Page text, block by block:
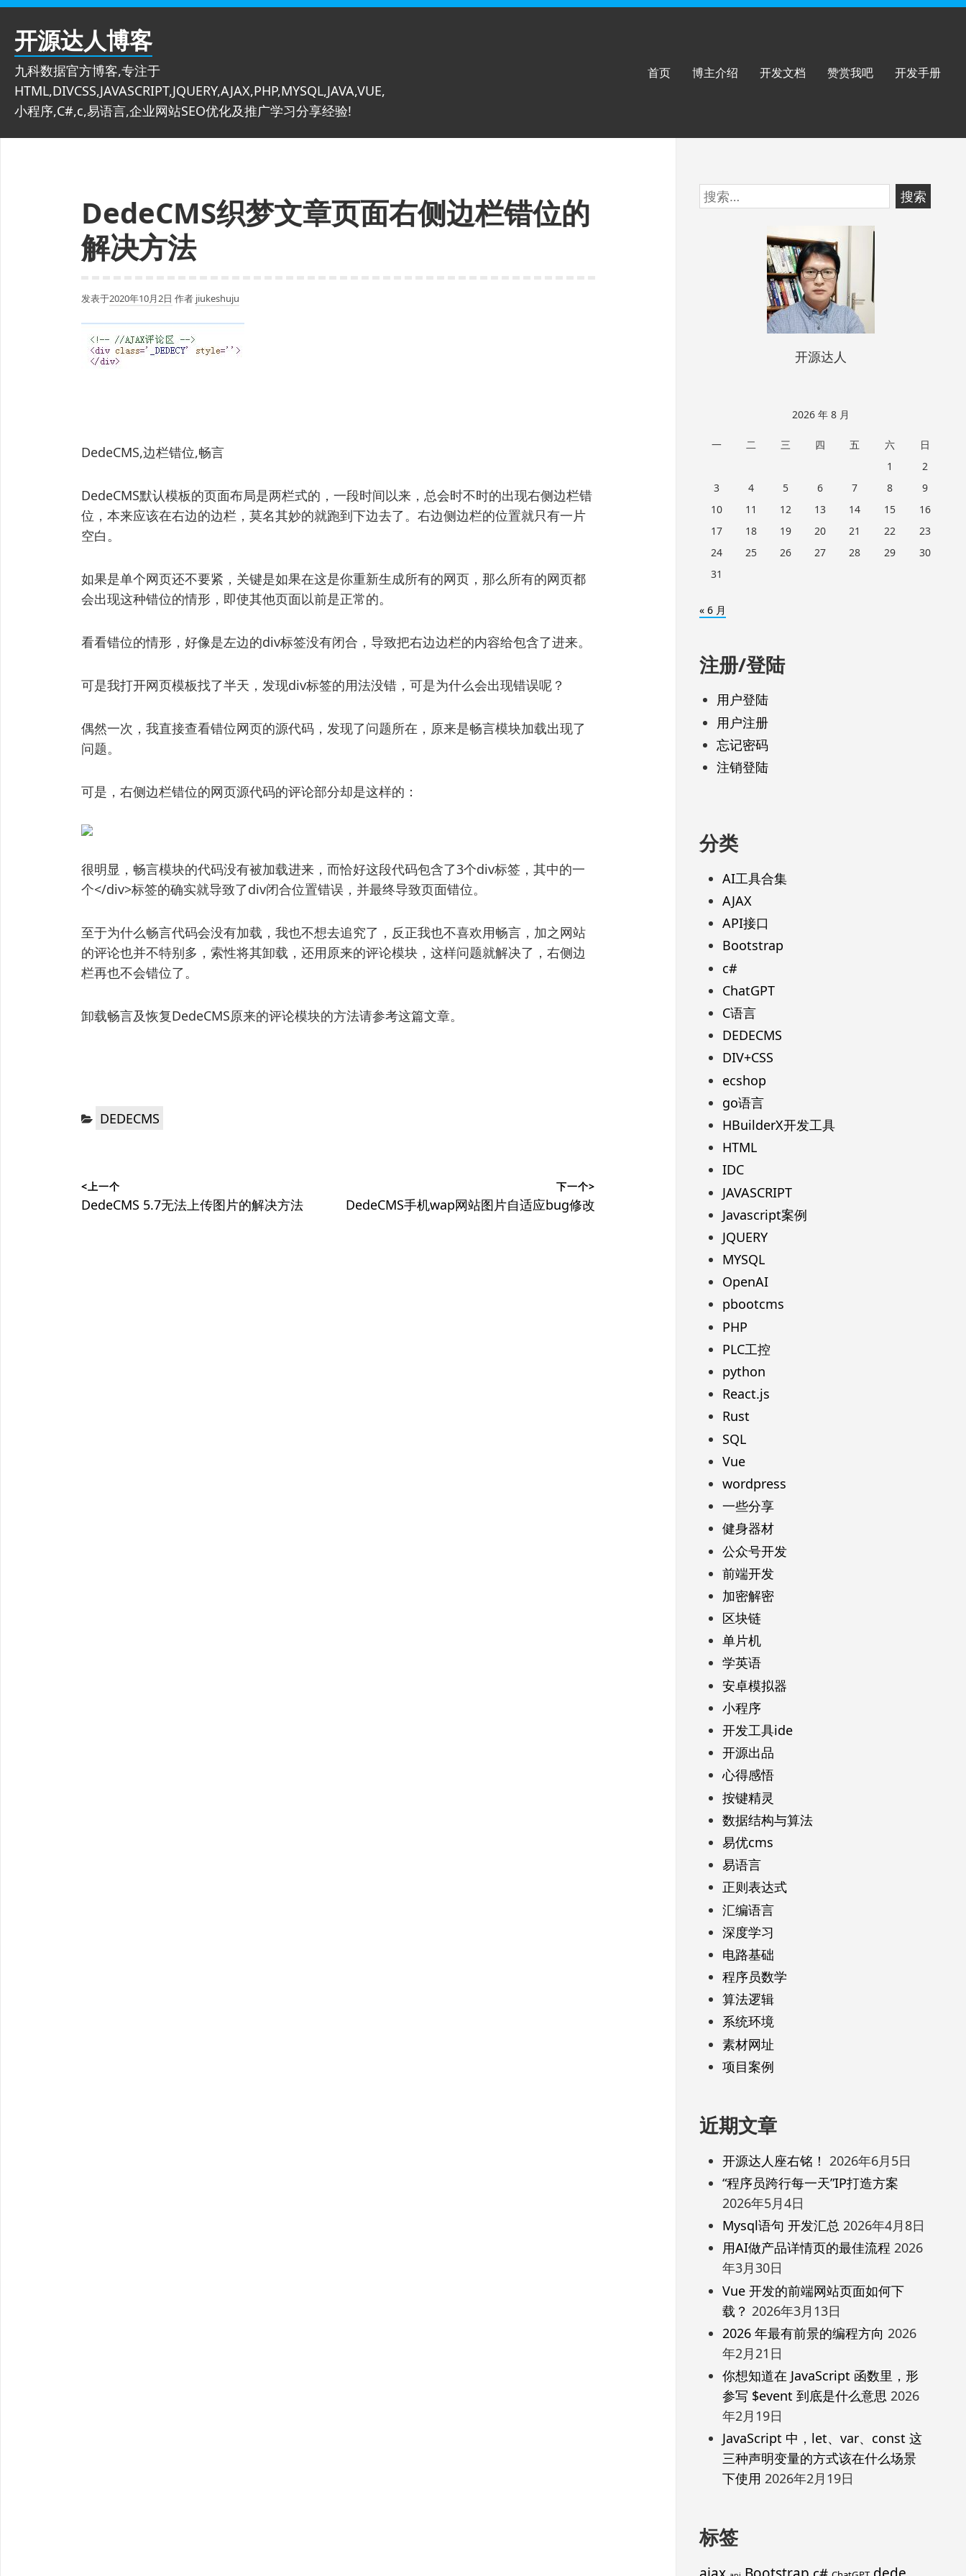
跳
开源达人博客
九科数据官方博客,专注于
HTML,DIVCSS,JAVASCRIPT,JQUERY,AJAX,PHP,MYSQL,JAVA,VUE,
小程序,C#,c,易语言,企业网站SEO优化及推广学习分享经验!
首页 博主介绍 开发文档 赞赏我吧 开发手册
DedeCMS织梦文章页面右侧边栏错位的
解决方法
发表于2020年10月2日 作者 jiukeshuju
DedeCMS,边栏错位,畅言
DedeCMS默认模板的页面布局是两栏式的，一段时间以来，总会时不时的出现右侧边栏错
位，本来应该在右边的边栏，莫名其妙的就跑到下边去了。右边侧边栏的位置就只有一片
空白。
如果是单个网页还不要紧，关键是如果在这是你重新生成所有的网页，那么所有的网页都
会出现这种错位的情形，即使其他页面以前是正常的。
看看错位的情形，好像是左边的div标签没有闭合，导致把右边边栏的内容给包含了进来。
可是我打开网页模板找了半天，发现div标签的用法没错，可是为什么会出现错误呢？
偶然一次，我直接查看错位网页的源代码，发现了问题所在，原来是畅言模块加载出现了
问题。
可是，右侧边栏错位的网页源代码的评论部分却是这样的：
很明显，畅言模块的代码没有被加载进来，而恰好这段代码包含了3个div标签，其中的一
个</div>标签的确实就导致了div闭合位置错误，并最终导致页面错位。
至于为什么畅言代码会没有加载，我也不想去追究了，反正我也不喜欢用畅言，加之网站
的评论也并不特别多，索性将其卸载，还用原来的评论模块，这样问题就解决了，右侧边
栏再也不会错位了。
卸载畅言及恢复DedeCMS原来的评论模块的方法请参考这篇文章。
分 DEDECMS
章
<上一个
上
DedeCMS 5.7无法上传图片的解决方法
下一个>
下
DedeCMS手机wap网站图片自适应bug修改
跳
至
搜
索：
开源达人
2026 年 8 月
一 二 三 四 五 六
日
1
2
3
4 5 6 7 8
9
10
11 12 13 14 15
16
17
18 19 20 21 22
23
24
25 26 27 28 29
30
31
« 6 月
注册/登陆
用户登陆
用户注册
忘记密码
注销登陆
分类
AI工具合集
AJAX
API接口
Bootstrap
c#
ChatGPT
C语言
DEDECMS
DIV+CSS
ecshop
go语言
HBuilderX开发工具
HTML
IDC
JAVASCRIPT
Javascript案例
JQUERY
MYSQL
OpenAI
pbootcms
PHP
PLC工控
python
React.js
Rust
SQL
Vue
wordpress
一些分享
健身器材
公众号开发
前端开发
加密解密
区块链
单片机
学英语
安卓模拟器
小程序
开发工具ide
开源出品
心得感悟
按键精灵
数据结构与算法
易优cms
易语言
正则表达式
汇编语言
深度学习
电路基础
程序员数学
算法逻辑
系统环境
素材网址
项目案例
近期文章
开源达人座右铭！ 2026年6月5日
“程序员跨行每一天”IP打造方案
2026年5月4日
Mysql语句 开发汇总 2026年4月8日
用AI做产品详情页的最佳流程 2026
年3月30日
Vue 开发的前端网站页面如何下
载？ 2026年3月13日
2026 年最有前景的编程方向 2026
年2月21日
你想知道在 JavaScript 函数里，形
参写 $event 到底是什么意思 2026
年2月19日
JavaScript 中，let、var、const 这
三种声明变量的方式该在什么场景
下使用 2026年2月19日
标签